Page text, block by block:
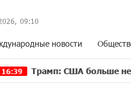
09:10
новости
США больше не намерены